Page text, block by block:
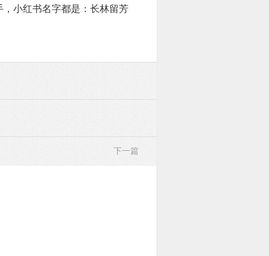
小红书名字都是：长林留芳
下一篇